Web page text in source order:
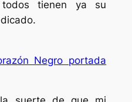
tienen ya su